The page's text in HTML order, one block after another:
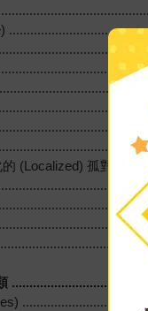
(Localized) 孤對電子